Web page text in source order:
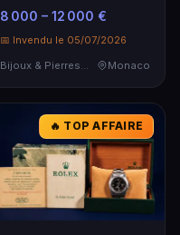
de Luxe
8 000 – 12 000 €
📅 Invendu le 05/07/2026
Bijoux & Pierres Précieuses
Monaco
🔥 TOP AFFAIRE